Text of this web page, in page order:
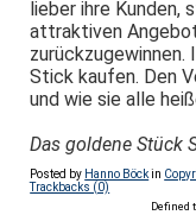
lieber ihre Kunden,
attraktiven
zurückzugewinnen.
Stick kaufen. Den
und wie sie alle
Das goldene Stück
Posted by Hanno Böckin
Trackbacks (0)
Defined